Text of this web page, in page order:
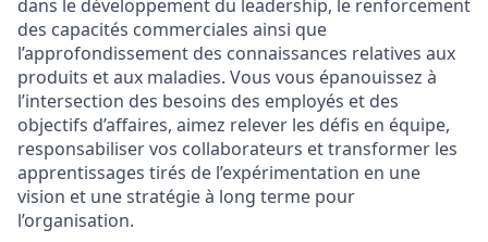
dans le développement du leadership, le renforcement
des capacités commerciales ainsi que
l’approfondissement des connaissances relatives aux
produits et aux maladies. Vous vous épanouissez à
l’intersection des besoins des employés et des
objectifs d’affaires, aimez relever les défis en équipe,
responsabiliser vos collaborateurs et transformer les
apprentissages tirés de l’expérimentation en une
vision et une stratégie à long terme pour
l’organisation.